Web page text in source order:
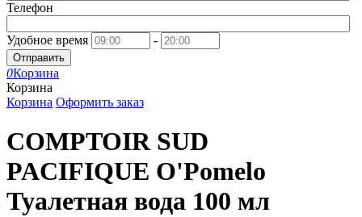
Телефон
Удобное время -
Отправить
0Корзина
Корзина
Корзина Оформить заказ
COMPTOIR SUD
PACIFIQUE O'Pomelo
Туалетная вода 100 мл